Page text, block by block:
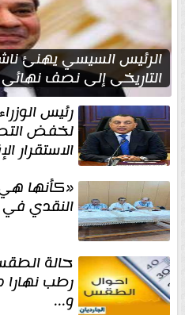
الرئيس السيسي يهنئ
التاريخي إلى نصف
رئيس
لخفض
الاستقرار
«كأنها
النقدي
حالة
رطب نهارا
و...